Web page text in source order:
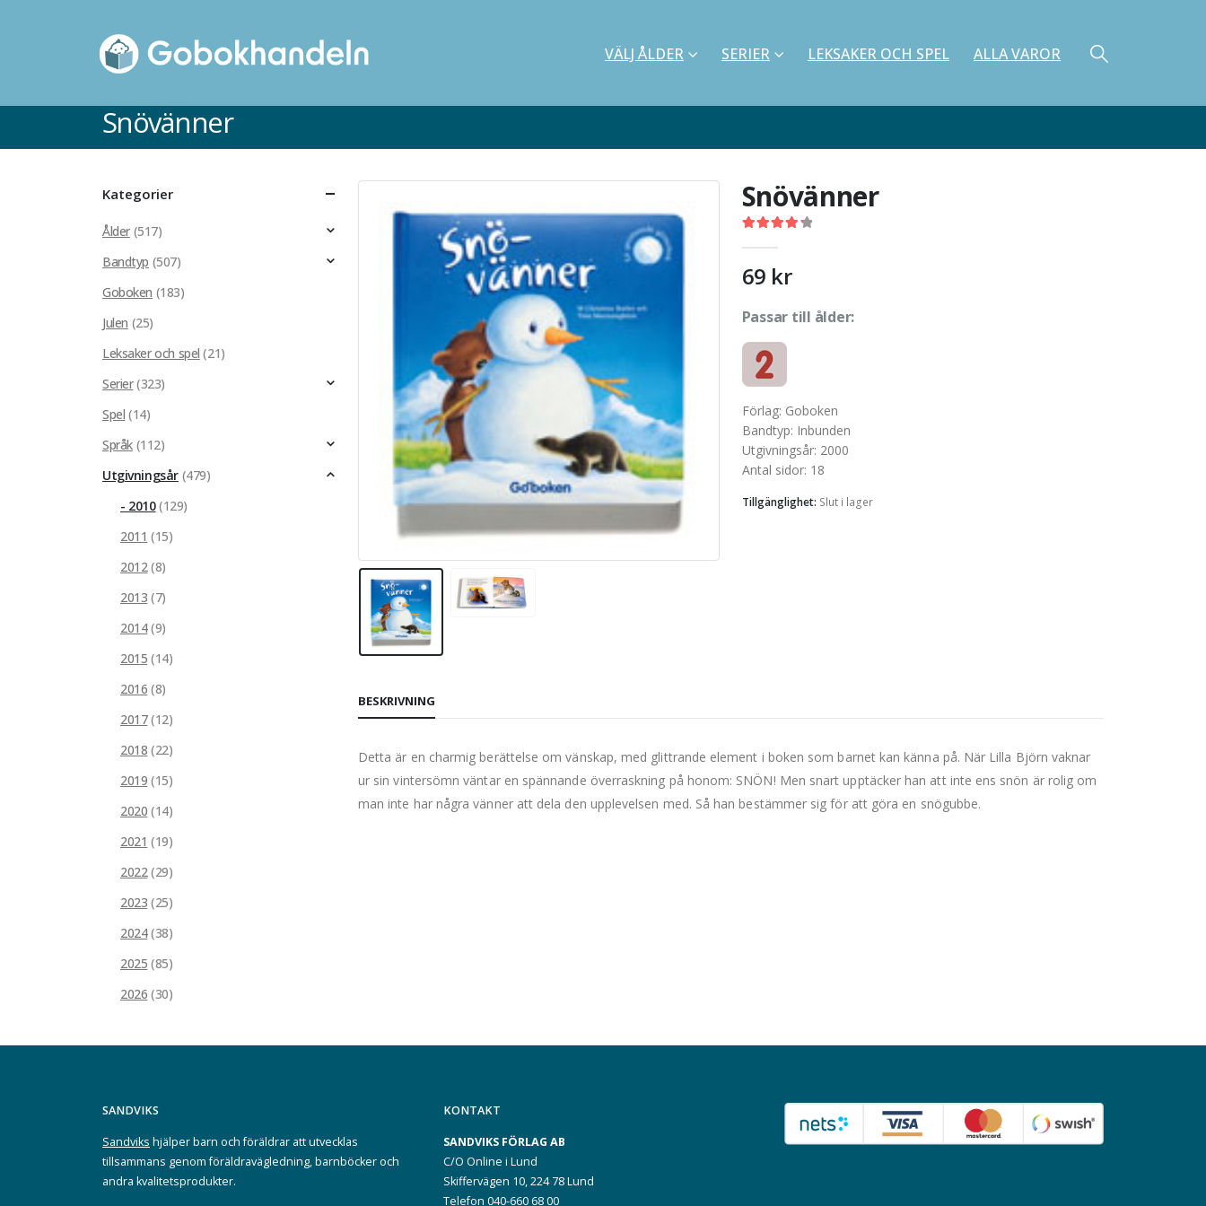
VÄLJ ÅLDER SERIER LEKSAKER OCH SPEL ALLA VAROR
Snövänner
Snövänner
69 kr
Passar till ålder:
Förlag: Goboken
Bandtyp: Inbunden
Utgivningsår: 2000
Antal sidor: 18
Tillgänglighet: Slut i lager
BESKRIVNING
Detta är en charmig berättelse om vänskap, med glittrande element i boken som barnet kan känna på. När Lilla Björn vaknar
ur sin vintersömn väntar en spännande överraskning på honom: SNÖN! Men snart upptäcker han att inte ens snön är rolig om
man inte har några vänner att dela den upplevelsen med. Så han bestämmer sig för att göra en snögubbe.
Kategorier
Ålder (517)
Bandtyp (507)
Goboken (183)
Julen (25)
Leksaker och spel (21)
Serier(323)
Spel (14)
Språk (112)
Utgivningsår (479)
- 2010(129)
2011 (15)
2012(8)
2013 (7)
2014(9)
2015 (14)
2016 (8)
2017(12)
2018 (22)
2019 (15)
2020 (14)
2021 (19)
2022(29)
2023 (25)
2024(38)
2025 (85)
2026 (30)
SANDVIKS
Sandviks hjälper barn och föräldrar att utvecklas
tillsammans genom föräldravägledning, barnböcker och
andra kvalitetsprodukter.
KONTAKT
SANDVIKS FÖRLAG AB
C/O Online i Lund
Skiffervägen 10, 224 78 Lund
Telefon 040-660 68 00